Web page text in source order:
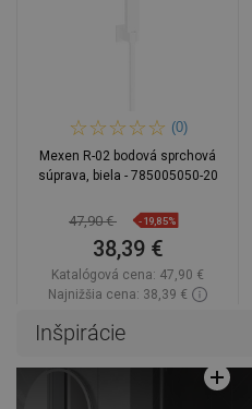
(0)
Mexen R-02 bodová sprchová
súprava, biela - 785005050-20
47,90 € -19,85%
38,39 €
Katalógová cena: 47,90 €
Najnižšia cena: 38,39 €
Porovnaj
Inšpirácie